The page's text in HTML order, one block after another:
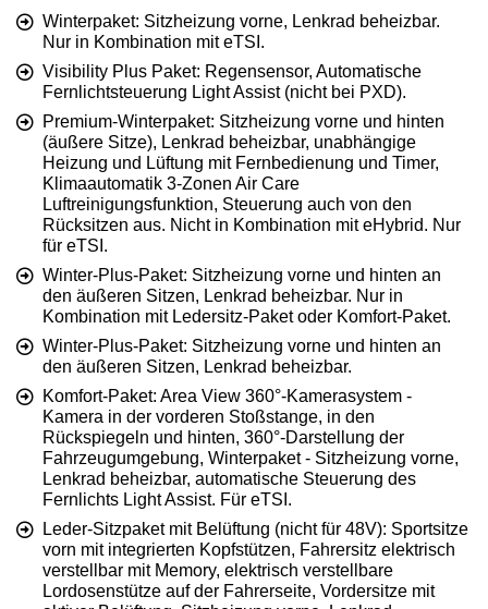
Winterpaket: Sitzheizung vorne, Lenkrad beheizbar.
Nur in Kombination mit eTSI.
Visibility Plus Paket: Regensensor, Automatische
Fernlichtsteuerung Light Assist (nicht bei PXD).
Premium-Winterpaket: Sitzheizung vorne und hinten
(äußere Sitze), Lenkrad beheizbar, unabhängige
Heizung und Lüftung mit Fernbedienung und Timer,
Klimaautomatik 3-Zonen Air Care
Luftreinigungsfunktion, Steuerung auch von den
Rücksitzen aus. Nicht in Kombination mit eHybrid. Nur
für eTSI.
Winter-Plus-Paket: Sitzheizung vorne und hinten an
den äußeren Sitzen, Lenkrad beheizbar. Nur in
Kombination mit Ledersitz-Paket oder Komfort-Paket.
Winter-Plus-Paket: Sitzheizung vorne und hinten an
den äußeren Sitzen, Lenkrad beheizbar.
Komfort-Paket: Area View 360°-Kamerasystem -
Kamera in der vorderen Stoßstange, in den
Rückspiegeln und hinten, 360°-Darstellung der
Fahrzeugumgebung, Winterpaket - Sitzheizung vorne,
Lenkrad beheizbar, automatische Steuerung des
Fernlichts Light Assist. Für eTSI.
Leder-Sitzpaket mit Belüftung (nicht für 48V): Sportsitze
vorn mit integrierten Kopfstützen, Fahrersitz elektrisch
verstellbar mit Memory, elektrisch verstellbare
Lordosenstütze auf der Fahrerseite, Vordersitze mit